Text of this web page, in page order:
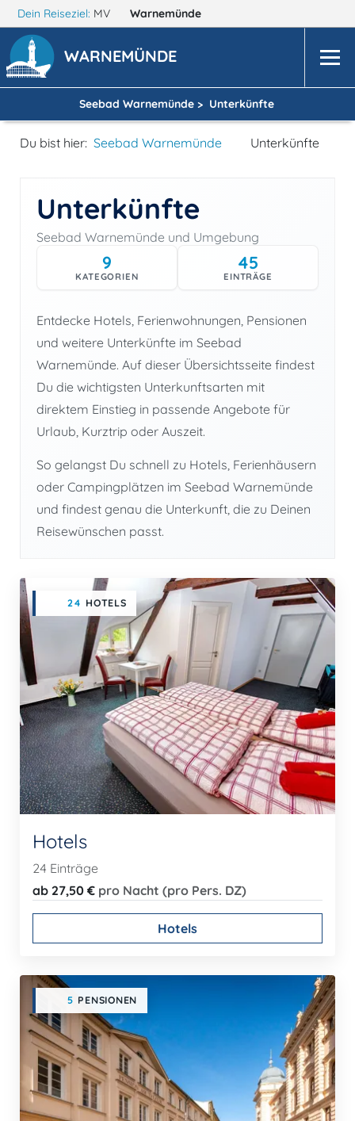
Dein Reiseziel: MV Warnemünde
WARNEMÜNDE
Seebad Warnemünde > Unterkünfte
Du bist hier: Seebad Warnemünde Unterkünfte
Unterkünfte
Seebad Warnemünde und Umgebung
9
KATEGORIEN
45
EINTRÄGE
Entdecke Hotels, Ferienwohnungen, Pensionen
und weitere Unterkünfte im Seebad
Warnemünde. Auf dieser Übersichtsseite findest
Du die wichtigsten Unterkunftsarten mit
direktem Einstieg in passende Angebote für
Urlaub, Kurztrip oder Auszeit.
So gelangst Du schnell zu Hotels, Ferienhäusern
oder Campingplätzen im Seebad Warnemünde
und findest genau die Unterkunft, die zu Deinen
Reisewünschen passt.
24 HOTELS
Hotels
24 Einträge
ab 27,50 € pro Nacht (pro Pers. DZ)
Hotels
5 PENSIONEN